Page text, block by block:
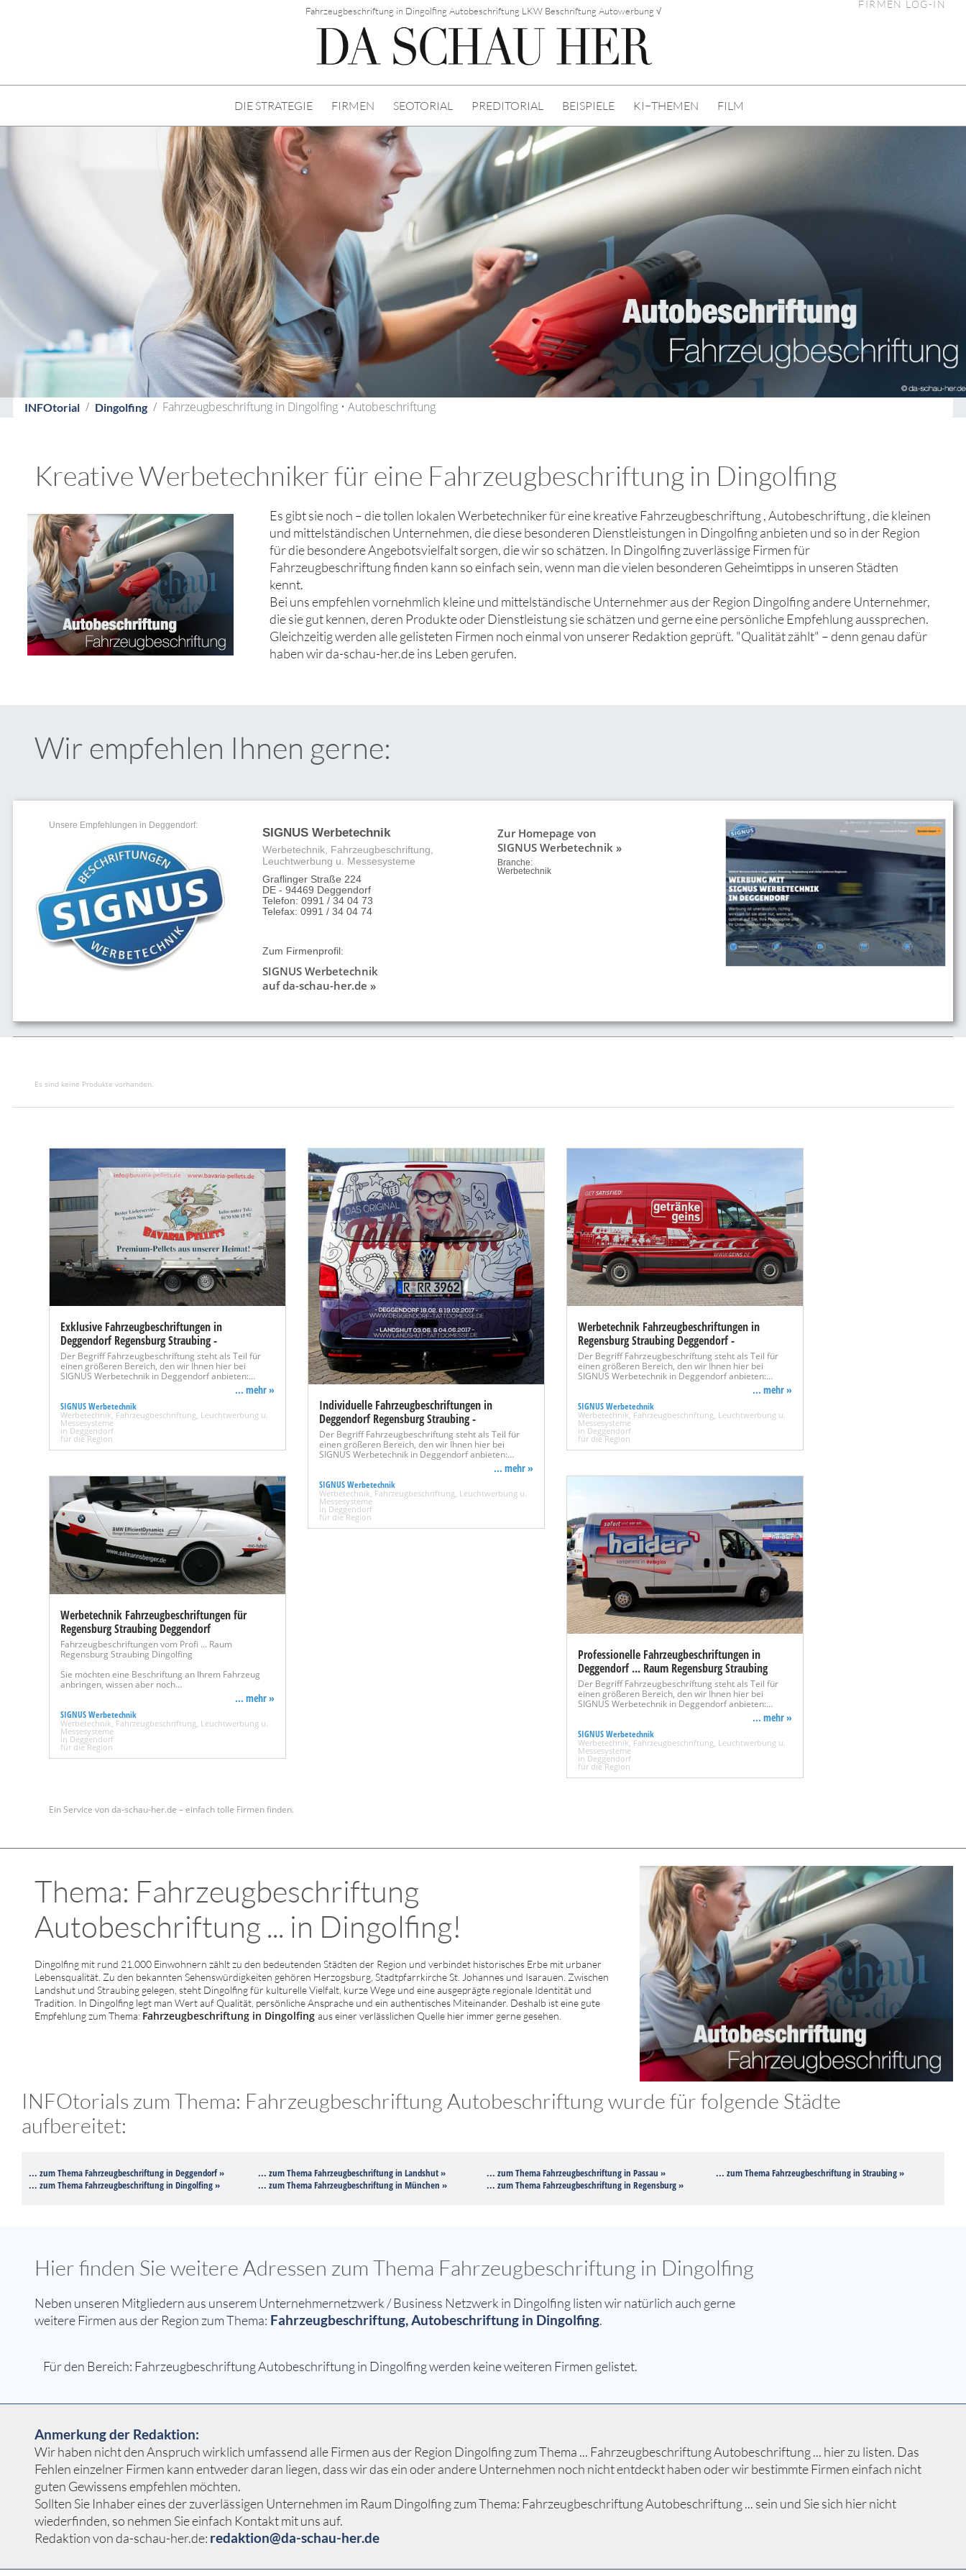
Fahrzeugbeschriftung in Dingolfing Autobeschriftung LKW Beschriftung Autowerbung √
FIRMEN LOG-IN
DIE STRATEGIE FIRMEN SEOTORIAL PREDITORIAL BEISPIELE KI−THEMEN FILM
INFOtorial Dingolfing Fahrzeugbeschriftung in Dingolfing • Autobeschriftung
Kreative Werbetechniker für eine Fahrzeugbeschriftung in Dingolfing
Es gibt sie noch – die tollen lokalen Werbetechniker für eine kreative Fahrzeugbeschriftung , Autobeschriftung , die kleinen
und mittelständischen Unternehmen, die diese besonderen Dienstleistungen in Dingolfing anbieten und so in der Region
für die besondere Angebotsvielfalt sorgen, die wir so schätzen. In Dingolfing zuverlässige Firmen für
Fahrzeugbeschriftung finden kann so einfach sein, wenn man die vielen besonderen Geheimtipps in unseren Städten
kennt.
Bei uns empfehlen vornehmlich kleine und mittelständische Unternehmer aus der Region Dingolfing andere Unternehmer,
die sie gut kennen, deren Produkte oder Dienstleistung sie schätzen und gerne eine persönliche Empfehlung aussprechen.
Gleichzeitig werden alle gelisteten Firmen noch einmal von unserer Redaktion geprüft. "Qualität zählt" – denn genau dafür
haben wir da-schau-her.de ins Leben gerufen.
Wir empfehlen Ihnen gerne:
Unsere Empfehlungen in Deggendorf:
SIGNUS Werbetechnik
Werbetechnik, Fahrzeugbeschriftung,
Leuchtwerbung u. Messesysteme
Graflinger Straße 224
DE - 94469 Deggendorf
Telefon: 0991 / 34 04 73
Telefax: 0991 / 34 04 74
Zum Firmenprofil:
SIGNUS Werbetechnik
auf da-schau-her.de »
Zur Homepage von
SIGNUS Werbetechnik »
Branche:
Werbetechnik
Es sind keine Produkte vorhanden.
Exklusive Fahrzeugbeschriftungen in
Deggendorf Regensburg Straubing -
Der Begriff Fahrzeugbeschriftung steht als Teil für
einen größeren Bereich, den wir Ihnen hier bei
SIGNUS Werbetechnik in Deggendorf anbieten:…
... mehr »
SIGNUS Werbetechnik
Werbetechnik, Fahrzeugbeschriftung, Leuchtwerbung u.
Messesysteme
in Deggendorf
für die Region
Individuelle Fahrzeugbeschriftungen in
Deggendorf Regensburg Straubing -
Der Begriff Fahrzeugbeschriftung steht als Teil für
einen größeren Bereich, den wir Ihnen hier bei
SIGNUS Werbetechnik in Deggendorf anbieten:…
... mehr »
SIGNUS Werbetechnik
Werbetechnik, Fahrzeugbeschriftung, Leuchtwerbung u.
Messesysteme
in Deggendorf
für die Region
Werbetechnik Fahrzeugbeschriftungen in
Regensburg Straubing Deggendorf -
Der Begriff Fahrzeugbeschriftung steht als Teil für
einen größeren Bereich, den wir Ihnen hier bei
SIGNUS Werbetechnik in Deggendorf anbieten:…
... mehr »
SIGNUS Werbetechnik
Werbetechnik, Fahrzeugbeschriftung, Leuchtwerbung u.
Messesysteme
in Deggendorf
für die Region
Werbetechnik Fahrzeugbeschriftungen für
Regensburg Straubing Deggendorf
Fahrzeugbeschriftungen vom Profi ... Raum
Regensburg Straubing Dingolfing
Sie möchten eine Beschriftung an Ihrem Fahrzeug
anbringen, wissen aber noch…
... mehr »
SIGNUS Werbetechnik
Werbetechnik, Fahrzeugbeschriftung, Leuchtwerbung u.
Messesysteme
in Deggendorf
für die Region
Professionelle Fahrzeugbeschriftungen in
Deggendorf ... Raum Regensburg Straubing
Der Begriff Fahrzeugbeschriftung steht als Teil für
einen größeren Bereich, den wir Ihnen hier bei
SIGNUS Werbetechnik in Deggendorf anbieten:…
... mehr »
SIGNUS Werbetechnik
Werbetechnik, Fahrzeugbeschriftung, Leuchtwerbung u.
Messesysteme
in Deggendorf
für die Region
Ein Service von da-schau-her.de – einfach tolle Firmen finden.
Thema: Fahrzeugbeschriftung
Autobeschriftung ... in Dingolfing!
Dingolfing mit rund 21.000 Einwohnern zählt zu den bedeutenden Städten der Region und verbindet historisches Erbe mit urbaner
Lebensqualität. Zu den bekannten Sehenswürdigkeiten gehören Herzogsburg, Stadtpfarrkirche St. Johannes und Isarauen. Zwischen
Landshut und Straubing gelegen, steht Dingolfing für kulturelle Vielfalt, kurze Wege und eine ausgeprägte regionale Identität und
Tradition. In Dingolfing legt man Wert auf Qualität, persönliche Ansprache und ein authentisches Miteinander. Deshalb ist eine gute
Empfehlung zum Thema: Fahrzeugbeschriftung in Dingolfing aus einer verlässlichen Quelle hier immer gerne gesehen.
INFOtorials zum Thema: Fahrzeugbeschriftung Autobeschriftung wurde für folgende Städte
aufbereitet:
... zum Thema Fahrzeugbeschriftung in Deggendorf »
... zum Thema Fahrzeugbeschriftung in Dingolfing »
... zum Thema Fahrzeugbeschriftung in Landshut »
... zum Thema Fahrzeugbeschriftung in München »
... zum Thema Fahrzeugbeschriftung in Passau »
... zum Thema Fahrzeugbeschriftung in Regensburg »
... zum Thema Fahrzeugbeschriftung in Straubing »
Hier finden Sie weitere Adressen zum Thema Fahrzeugbeschriftung in Dingolfing
Neben unseren Mitgliedern aus unserem Unternehmernetzwerk / Business Netzwerk in Dingolfing listen wir natürlich auch gerne
weitere Firmen aus der Region zum Thema: Fahrzeugbeschriftung, Autobeschriftung in Dingolfing.
Für den Bereich: Fahrzeugbeschriftung Autobeschriftung in Dingolfing werden keine weiteren Firmen gelistet.
Anmerkung der Redaktion:
Wir haben nicht den Anspruch wirklich umfassend alle Firmen aus der Region Dingolfing zum Thema ... Fahrzeugbeschriftung Autobeschriftung ... hier zu listen. Das
Fehlen einzelner Firmen kann entweder daran liegen, dass wir das ein oder andere Unternehmen noch nicht entdeckt haben oder wir bestimmte Firmen einfach nicht
guten Gewissens empfehlen möchten.
Sollten Sie Inhaber eines der zuverlässigen Unternehmen im Raum Dingolfing zum Thema: Fahrzeugbeschriftung Autobeschriftung ... sein und Sie sich hier nicht
wiederfinden, so nehmen Sie einfach Kontakt mit uns auf.
Redaktion von da-schau-her.de: redaktion@da-schau-her.de